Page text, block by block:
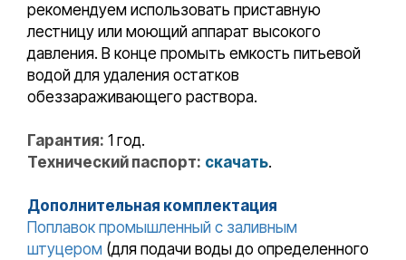
рекомендуем использовать приставную
лестницу или моющий аппарат высокого
давления. В конце промыть емкость питьевой
водой для удаления остатков
обеззараживающего раствора.
Гарантия: 1 год.
Технический паспорт: скачать.
Дополнительная комплектация
Поплавок промышленный с заливным
штуцером (для подачи воды до определенного